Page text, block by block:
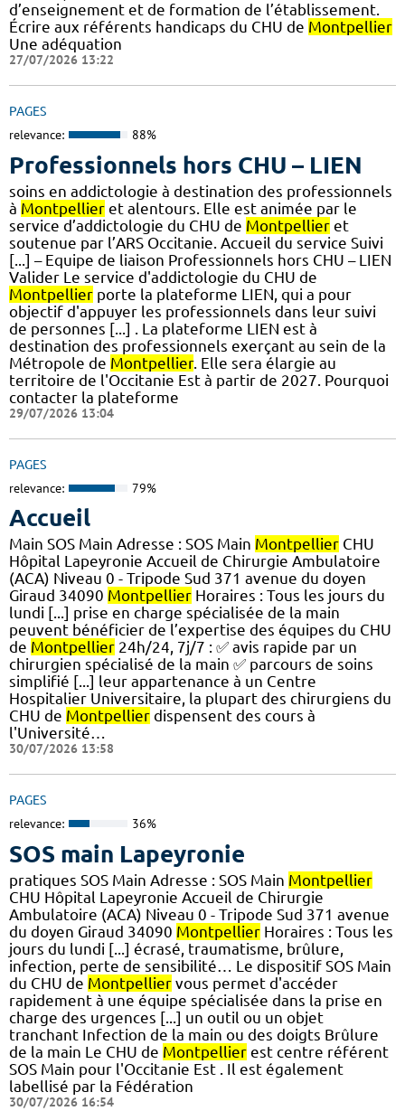
d’enseignement et de formation de l’établissement.
Écrire aux référents handicaps du CHU de Montpellier
Une adéquation
27/07/2026 13:22
PAGES
relevance: 88%
Professionnels hors CHU – LIEN
soins en addictologie à destination des professionnels
à Montpellier et alentours. Elle est animée par le
service d’addictologie du CHU de Montpellier et
soutenue par l’ARS Occitanie. Accueil du service Suivi
[...] – Equipe de liaison Professionnels hors CHU – LIEN
Valider Le service d'addictologie du CHU de
Montpellier porte la plateforme LIEN, qui a pour
objectif d'appuyer les professionnels dans leur suivi
de personnes [...] . La plateforme LIEN est à
destination des professionnels exerçant au sein de la
Métropole de Montpellier. Elle sera élargie au
territoire de l'Occitanie Est à partir de 2027. Pourquoi
contacter la plateforme
29/07/2026 13:04
PAGES
relevance: 79%
Accueil
Main SOS Main Adresse : SOS Main Montpellier CHU
Hôpital Lapeyronie Accueil de Chirurgie Ambulatoire
(ACA) Niveau 0 - Tripode Sud 371 avenue du doyen
Giraud 34090 Montpellier Horaires : Tous les jours du
lundi [...] prise en charge spécialisée de la main
peuvent bénéficier de l’expertise des équipes du CHU
de Montpellier 24h/24, 7j/7 : ✅ avis rapide par un
chirurgien spécialisé de la main ✅ parcours de soins
simplifié [...] leur appartenance à un Centre
Hospitalier Universitaire, la plupart des chirurgiens du
CHU de Montpellier dispensent des cours à
l'Université…
30/07/2026 13:58
PAGES
relevance: 36%
SOS main Lapeyronie
pratiques SOS Main Adresse : SOS Main Montpellier
CHU Hôpital Lapeyronie Accueil de Chirurgie
Ambulatoire (ACA) Niveau 0 - Tripode Sud 371 avenue
du doyen Giraud 34090 Montpellier Horaires : Tous les
jours du lundi [...] écrasé, traumatisme, brûlure,
infection, perte de sensibilité… Le dispositif SOS Main
du CHU de Montpellier vous permet d'accéder
rapidement à une équipe spécialisée dans la prise en
charge des urgences [...] un outil ou un objet
tranchant Infection de la main ou des doigts Brûlure
de la main Le CHU de Montpellier est centre référent
SOS Main pour l'Occitanie Est . Il est également
labellisé par la Fédération
30/07/2026 16:54